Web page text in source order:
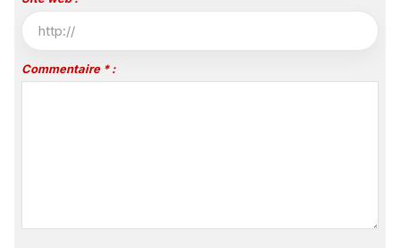
Commentaire * :